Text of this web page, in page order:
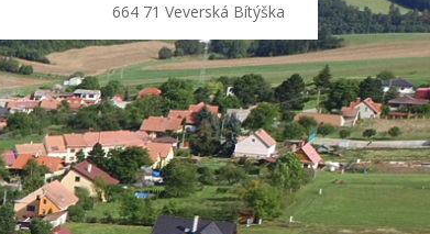
664 71 Veverská Bítýška